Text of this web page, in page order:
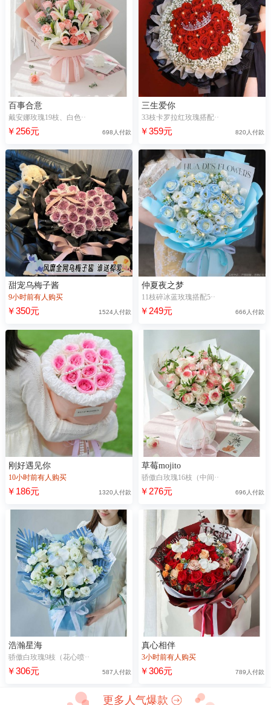
百事合意
戴安娜玫瑰19枝、白色··
￥256元 698人付款
三生爱你
33枝卡罗拉红玫瑰搭配··
￥359元 820人付款
甜宠乌梅子酱
9小时前有人购买
￥350元 1524人付款
仲夏夜之梦
11枝碎冰蓝玫瑰搭配5··
￥249元 666人付款
刚好遇见你
10小时前有人购买
￥186元 1320人付款
草莓mojito
骄傲白玫瑰16枝（中间··
￥276元 696人付款
浩瀚星海
骄傲白玫瑰9枝（花心喷··
￥306元 587人付款
真心相伴
3小时前有人购买
￥306元 789人付款
更多人气爆款